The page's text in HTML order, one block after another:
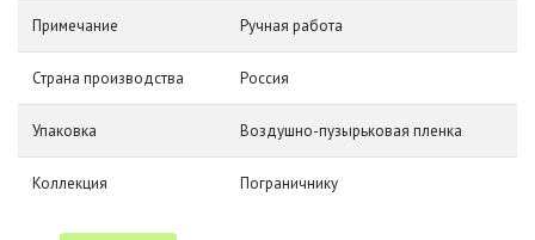
Примечание Ручная работа
Страна производства Россия
Упаковка Воздушно-пузырьковая пленка
Коллекция Пограничнику